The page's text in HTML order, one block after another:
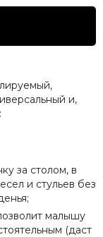
и,
за столом, в
и стульев без
малышу
(даст